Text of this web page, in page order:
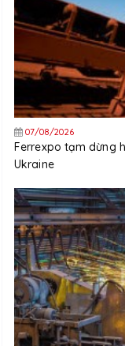
07/08/2026
Ferrexpo tạm dừng
Ukraine